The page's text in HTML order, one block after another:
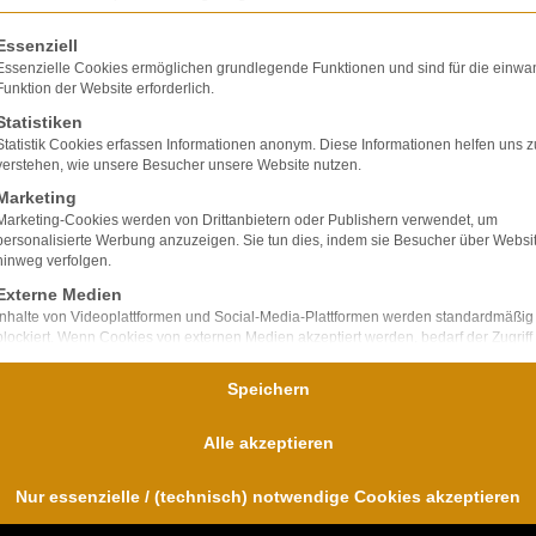
ausschließlich
verfügen über
Unfallfolgen und
uns im
eine Liste der Service-Gruppen, für die eine
Cookies ermöglichen grundlegende Funktionen und sind für die
der Website erforderlich.
Cookies erfassen Informationen anonym. Diese Informationen helfen uns
wie unsere Besucher unsere Website nutzen.
Cookies werden von Drittanbietern oder Publishern verwendet, um
Werbung anzuzeigen. Sie tun dies, indem sie Besucher über
verfolgen.
Medien
von Videoplattformen und Social-Media-Plattformen werden standardmäßig
Wenn Cookies von externen Medien akzeptiert werden, bedarf der Zugriff
Speichern
Alle akzeptieren
Nur essenzielle / (technisch) notwendige Cookies akzeptieren